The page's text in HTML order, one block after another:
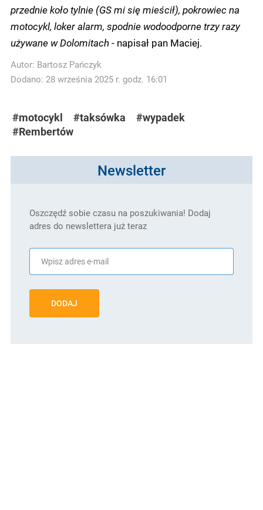
przednie koło tylnie (GS mi się mieścił), pokrowiec na
motocykl, loker alarm, spodnie wodoodporne trzy razy
używane w Dolomitach - napisał pan Maciej.
Autor: Bartosz Pańczyk
Dodano: 28 września 2025 r. godz. 16:01
#motocykl #taksówka
#wypadek
#Rembertów
Newsletter
Oszczędź sobie czasu na poszukiwania! Dodaj
adres do newslettera już teraz
DODAJ